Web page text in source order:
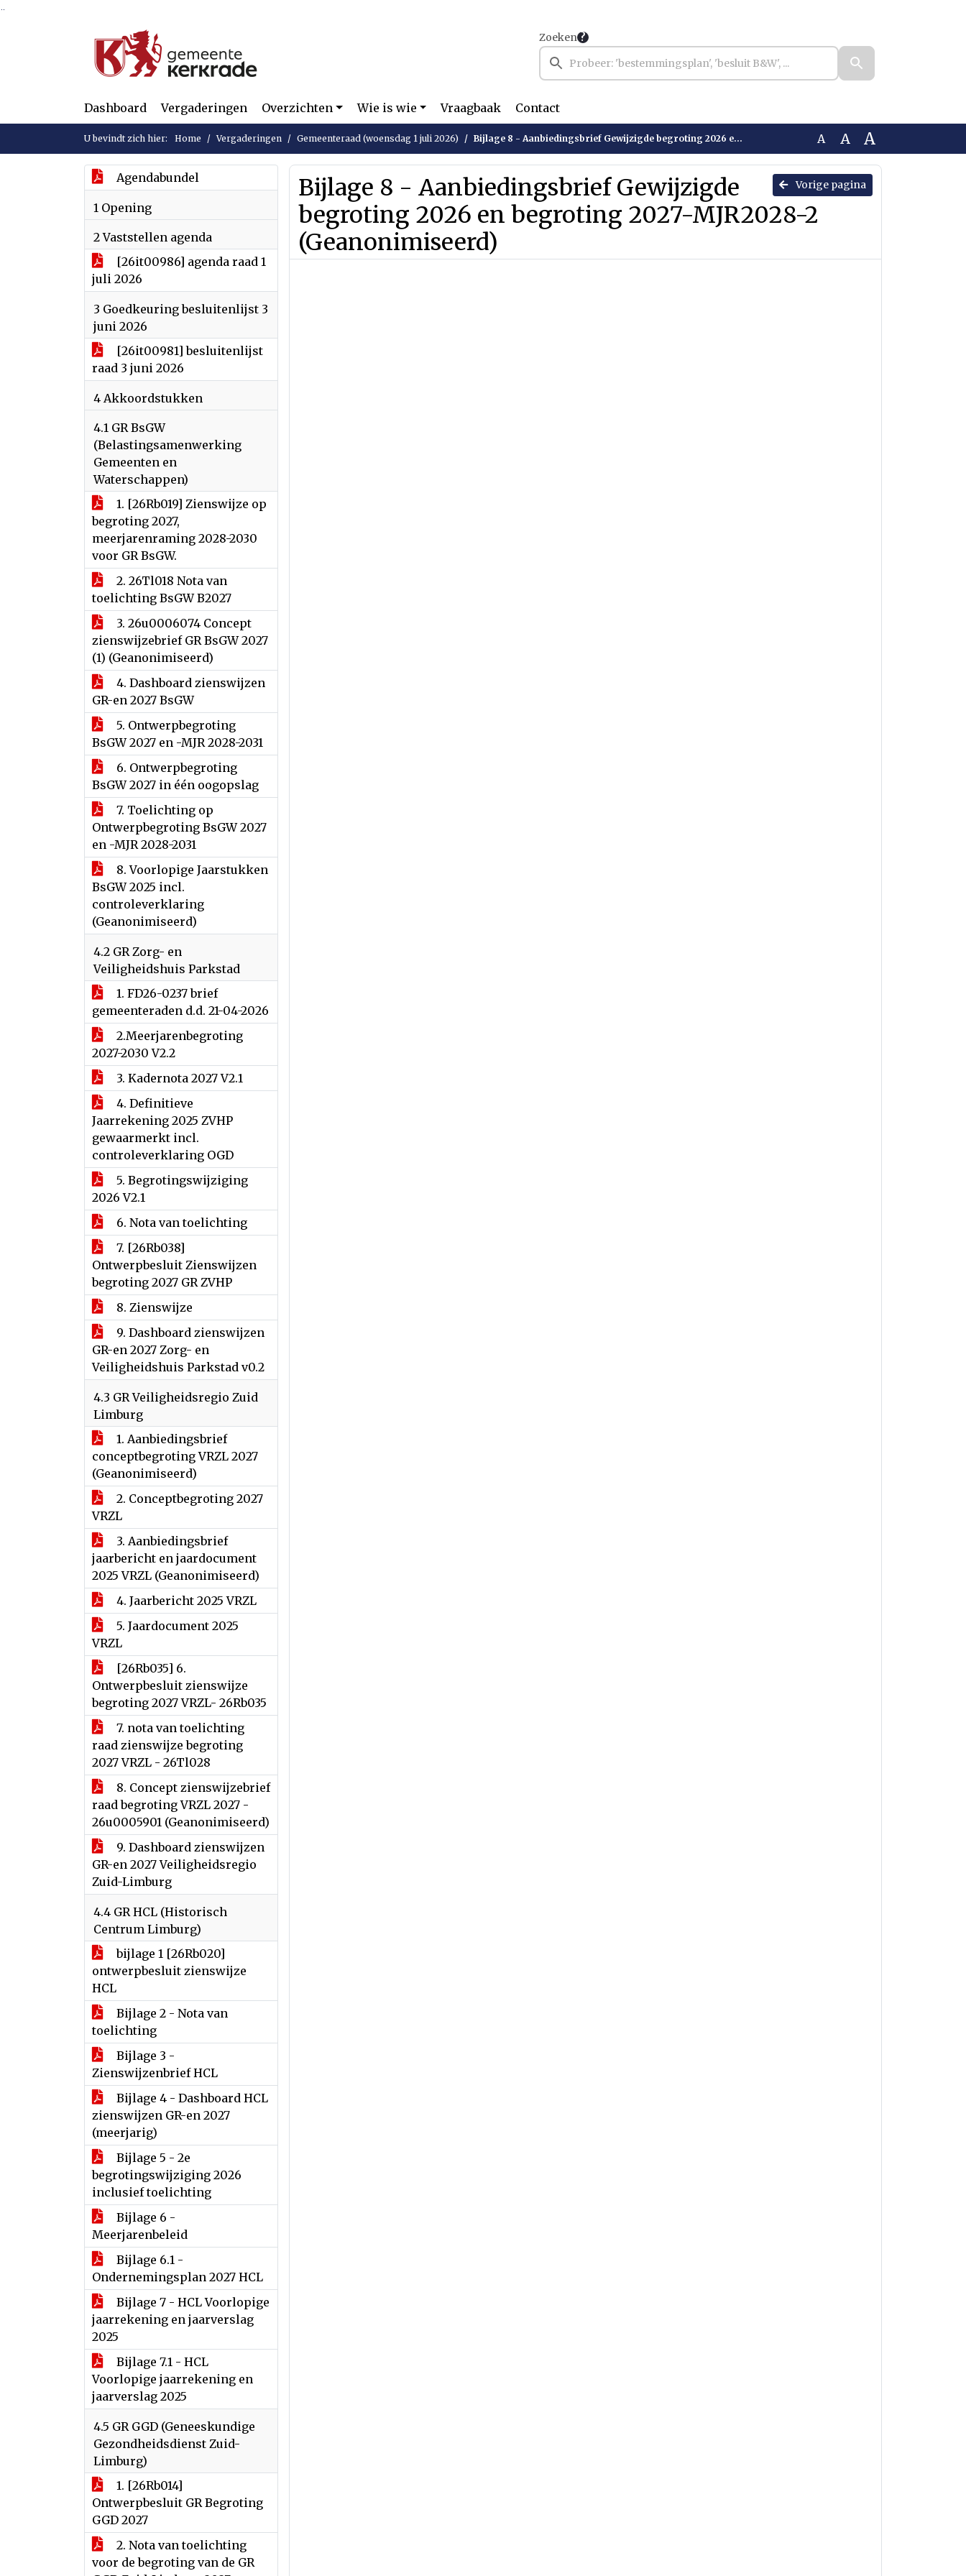
Zoeken
Dashboard Vergaderingen Overzichten Wie is wie Vraagbaak Contact
U bevindt zich hier: Home Vergaderingen Gemeenteraad (woensdag 1 juli 2026) Bijlage 8 - Aanbiedingsbrief Gewijzigde begroting 2026 en begroting 2027-MJR2028-2 (Geanonimiseerd) A A A
Agendabundel
1 Opening
2 Vaststellen agenda
[26it00986] agenda raad 1
juli 2026
3 Goedkeuring besluitenlijst 3
juni 2026
[26it00981] besluitenlijst
raad 3 juni 2026
4 Akkoordstukken
4.1 GR BsGW
(Belastingsamenwerking
Gemeenten en
Waterschappen)
1. [26Rb019] Zienswijze op
begroting 2027,
meerjarenraming 2028-2030
voor GR BsGW.
2. 26Tl018 Nota van
toelichting BsGW B2027
3. 26u0006074 Concept
zienswijzebrief GR BsGW 2027
(1) (Geanonimiseerd)
4. Dashboard zienswijzen
GR-en 2027 BsGW
5. Ontwerpbegroting
BsGW 2027 en -MJR 2028-2031
6. Ontwerpbegroting
BsGW 2027 in één oogopslag
7. Toelichting op
Ontwerpbegroting BsGW 2027
en -MJR 2028-2031
8. Voorlopige Jaarstukken
BsGW 2025 incl.
controleverklaring
(Geanonimiseerd)
4.2 GR Zorg- en
Veiligheidshuis Parkstad
1. FD26-0237 brief
gemeenteraden d.d. 21-04-2026
2.Meerjarenbegroting
2027-2030 V2.2
3. Kadernota 2027 V2.1
4. Definitieve
Jaarrekening 2025 ZVHP
gewaarmerkt incl.
controleverklaring OGD
5. Begrotingswijziging
2026 V2.1
6. Nota van toelichting
7. [26Rb038]
Ontwerpbesluit Zienswijzen
begroting 2027 GR ZVHP
8. Zienswijze
9. Dashboard zienswijzen
GR-en 2027 Zorg- en
Veiligheidshuis Parkstad v0.2
4.3 GR Veiligheidsregio Zuid
Limburg
1. Aanbiedingsbrief
conceptbegroting VRZL 2027
(Geanonimiseerd)
2. Conceptbegroting 2027
VRZL
3. Aanbiedingsbrief
jaarbericht en jaardocument
2025 VRZL (Geanonimiseerd)
4. Jaarbericht 2025 VRZL
5. Jaardocument 2025
VRZL
[26Rb035] 6.
Ontwerpbesluit zienswijze
begroting 2027 VRZL- 26Rb035
7. nota van toelichting
raad zienswijze begroting
2027 VRZL - 26Tl028
8. Concept zienswijzebrief
raad begroting VRZL 2027 -
26u0005901 (Geanonimiseerd)
9. Dashboard zienswijzen
GR-en 2027 Veiligheidsregio
Zuid-Limburg
4.4 GR HCL (Historisch
Centrum Limburg)
bijlage 1 [26Rb020]
ontwerpbesluit zienswijze
HCL
Bijlage 2 - Nota van
toelichting
Bijlage 3 -
Zienswijzenbrief HCL
Bijlage 4 - Dashboard HCL
zienswijzen GR-en 2027
(meerjarig)
Bijlage 5 - 2e
begrotingswijziging 2026
inclusief toelichting
Bijlage 6 -
Meerjarenbeleid
Bijlage 6.1 -
Ondernemingsplan 2027 HCL
Bijlage 7 - HCL Voorlopige
jaarrekening en jaarverslag
2025
Bijlage 7.1 - HCL
Voorlopige jaarrekening en
jaarverslag 2025
4.5 GR GGD (Geneeskundige
Gezondheidsdienst Zuid-
Limburg)
1. [26Rb014]
Ontwerpbesluit GR Begroting
GGD 2027
2. Nota van toelichting
voor de begroting van de GR
Vorige pagina
Bijlage 8 - Aanbiedingsbrief Gewijzigde
begroting 2026 en begroting 2027-MJR2028-2
(Geanonimiseerd)